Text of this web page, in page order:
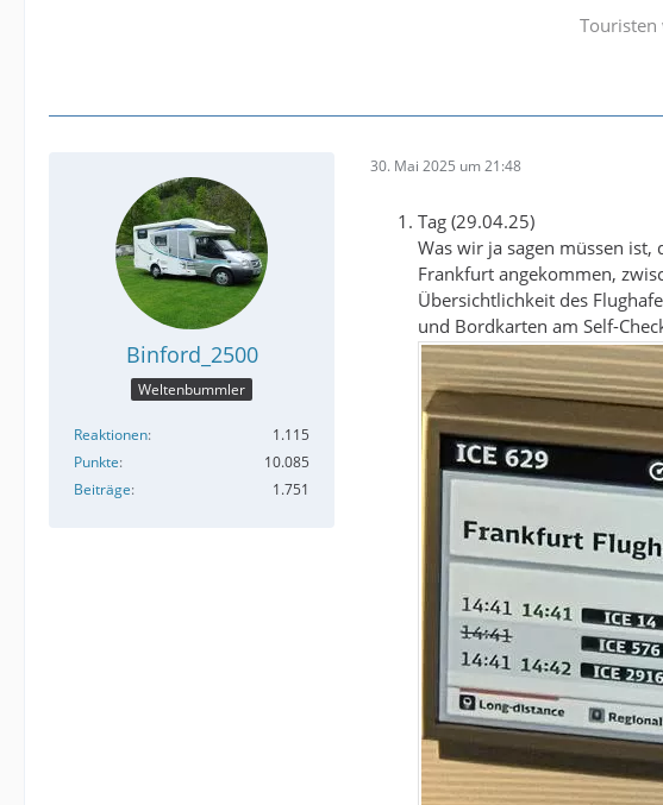
Touristen
Binford_2500
Weltenbummler
Reaktionen
1.115
Punkte
10.085
Beiträge
1.751
30. Mai 2025 um 21:48
Tag (29.04.25)
Was wir ja sagen müssen
Frankfurt angekommen,
Übersichtlichkeit des
und Bordkarten am Self-